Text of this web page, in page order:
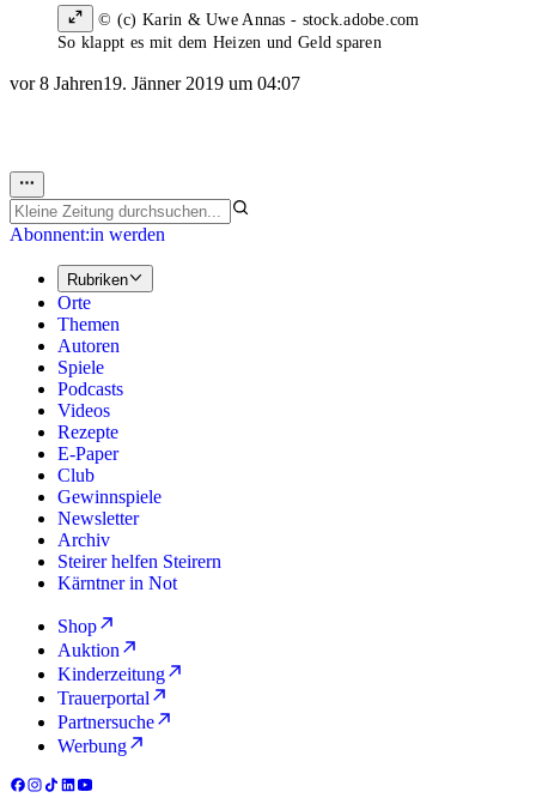
© (c) Karin & Uwe Annas - stock.adobe.com
So klappt es mit dem Heizen und Geld sparen
vor 8 Jahren19. Jänner 2019 um 04:07
Abonnent:in werden
Rubriken
Orte
Themen
Autoren
Spiele
Podcasts
Videos
Rezepte
E-Paper
Club
Gewinnspiele
Newsletter
Archiv
Steirer helfen Steirern
Kärntner in Not
Shop
Auktion
Kinderzeitung
Trauerportal
Partnersuche
Werbung